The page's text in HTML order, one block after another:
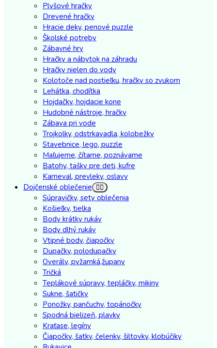
Plyšové hračky
Drevené hračky
Hracie deky, penové puzzle
Školské potreby
Zábavné hry
Hračky a nábytok na záhradu
Hračky nielen do vody
Kolotoče nad postieľku, hračky so zvukom
Lehátka, chodítka
Hojdačky, hojdacie kone
Hudobné nástroje, hračky
Zábava pri vode
Trojkolky, odstrkavadla, kolobežky
Stavebnice, lego, puzzle
Maľujeme, čítame, poznávame
Batohy, tašky pre deti, kufre
Karneval, prevleky, oslavy
Dojčenské oblečenie
Súpravičky, sety oblečenia
Košieľky, tielka
Body krátky rukáv
Body dlhý rukáv
Vtipné body, čiapočky
Dupačky, polodupačky
Overály, pyžamká,župany
Tričká
Teplákové súpravy, tepláčky, mikiny
Sukne, šatičky
Ponožky, pančuchy, topánočky
Spodná bielizeň, plavky
Kraťase, legíny
Čiapočky, šatky, čelenky, šiltovky, klobúčiky